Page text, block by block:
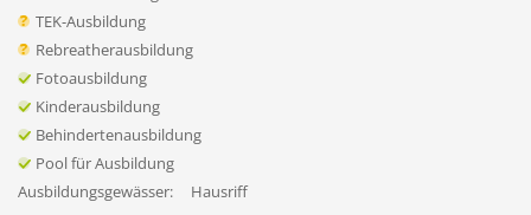
TEK-Ausbildung
Rebreatherausbildung
Fotoausbildung
Kinderausbildung
Behindertenausbildung
Pool für Ausbildung
Ausbildungsgewässer:
Hausriff